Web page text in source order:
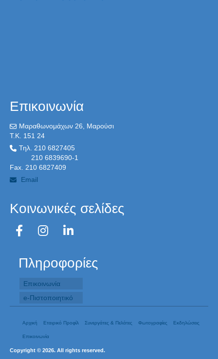
Επικοινωνία
Μαραθωνομάχων 26, Μαρούσι
T.K. 151 24
Τηλ. 210 6827405
210 6839690-1
Fax. 210 6827409
Email
Κοινωνικές σελίδες
Πληροφορίες
Επικοινωνία
e-Πιστοποιητικό
Αρχική Εταιρικό Προφίλ Συνεργάτες & Πελάτες Φωτογραφίες Εκδηλώσεις
Επικοινωνία
Copyright © 2026. All rights reserved.